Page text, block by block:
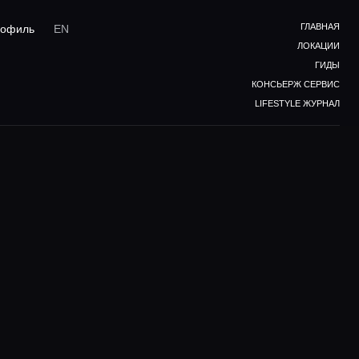
EN
ГЛАВНАЯ
ЛОКАЦИИ
ГИДЫ
КОНСЬЕРЖ СЕРВИС
LIFESTYLE ЖУРНАЛ